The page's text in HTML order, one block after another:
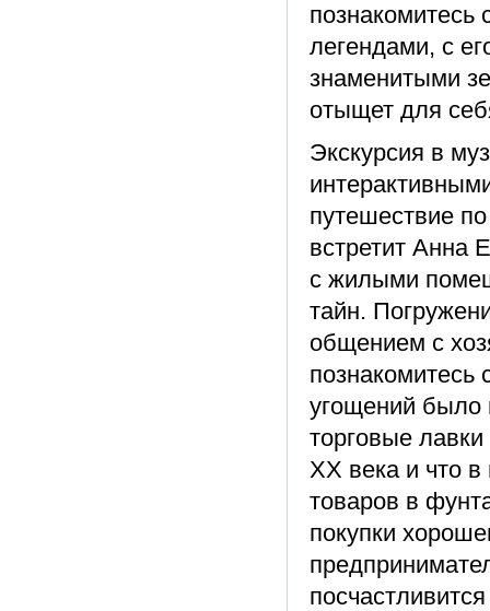
познакомитесь
легендами, с
знаменитыми
отыщет для
Экскурсия в
путешествие
встретит Анна
с жилыми
тайн.
общением с
познакомитесь
угощений было
торговые
ХХ века и что в
товаров в
покупки